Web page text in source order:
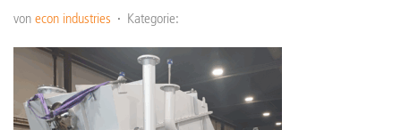
von econ industries Kategorie: